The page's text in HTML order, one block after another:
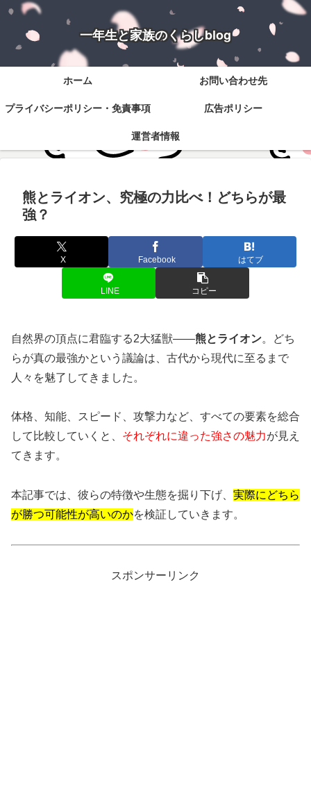
一年生と家族のくらしblog
ホーム お問い合わせ先
プライバシーポリシー・免責事項 広告ポリシー
運営者情報
熊とライオン、究極の力比べ！どちらが最
強？
X Facebook はてブ
LINE コピー
自然界の頂点に君臨する2大猛獣――熊とライオン。どち
らが真の最強かという議論は、古代から現代に至るまで
人々を魅了してきました。
体格、知能、スピード、攻撃力など、すべての要素を総合
して比較していくと、 それぞれに違った強さの魅力が見え
てきます。
本記事では、彼らの特徴や生態を掘り下げ、 実際にどちら
が勝つ可能性が高いのかを検証していきます。
スポンサーリンク